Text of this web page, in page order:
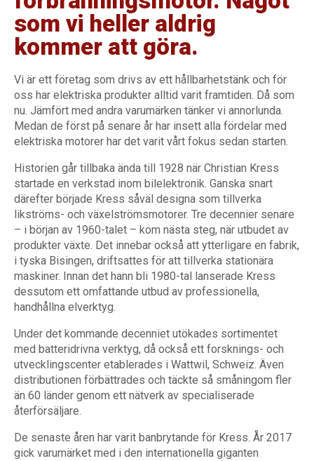
som vi heller aldrig
kommer att göra.
Vi är ett företag som drivs av ett hållbarhetstänk och för
oss har elektriska produkter alltid varit framtiden. Då som
nu. Jämfört med andra varumärken tänker vi annorlunda.
Medan de först på senare år har insett alla fördelar med
elektriska motorer har det varit vårt fokus sedan starten.
Historien går tillbaka ända till 1928 när Christian Kress
startade en verkstad inom bilelektronik. Ganska snart
därefter började Kress såväl designa som tillverka
likströms- och växelströmsmotorer. Tre decennier senare
– i början av 1960-talet – kom nästa steg, när utbudet av
produkter växte. Det innebar också att ytterligare en fabrik,
i tyska Bisingen, driftsattes för att tillverka stationära
maskiner. Innan det hann bli 1980-tal lanserade Kress
dessutom ett omfattande utbud av professionella,
handhållna elverktyg.
Under det kommande decenniet utökades sortimentet
med batteridrivna verktyg, då också ett forsknings- och
utvecklingscenter etablerades i Wattwil, Schweiz. Även
distributionen förbättrades och täckte så småningom fler
än 60 länder genom ett nätverk av specialiserade
återförsäljare.
De senaste åren har varit banbrytande för Kress. År 2017
gick varumärket med i den internationella giganten